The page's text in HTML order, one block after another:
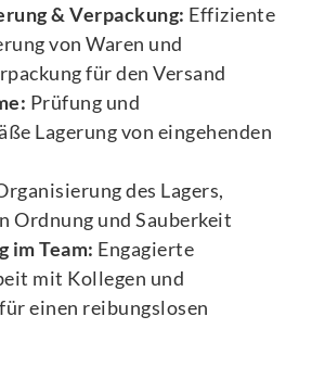
& Verpackung: Effiziente
von Waren und
für den Versand
Prüfung und
Lagerung von eingehenden
des Lagers,
Ordnung und Sauberkeit
im Team: Engagierte
mit Kollegen und
einen reibungslosen